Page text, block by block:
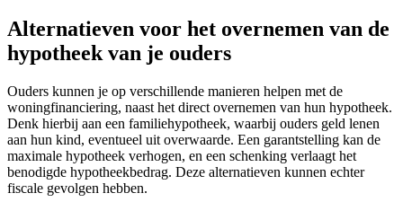
Alternatieven voor het overnemen van de
hypotheek van je ouders
Ouders kunnen je op verschillende manieren helpen met de
woningfinanciering, naast het direct overnemen van hun hypotheek.
Denk hierbij aan een familiehypotheek, waarbij ouders geld lenen
aan hun kind, eventueel uit overwaarde. Een garantstelling kan de
maximale hypotheek verhogen, en een schenking verlaagt het
benodigde hypotheekbedrag. Deze alternatieven kunnen echter
fiscale gevolgen hebben.